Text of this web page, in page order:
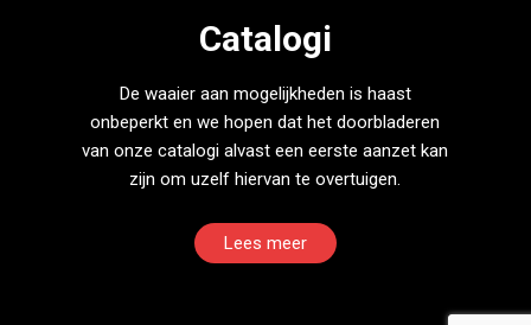
Catalogi
De waaier aan mogelijkheden is haast
onbeperkt en we hopen dat het doorbladeren
van onze catalogi alvast een eerste aanzet kan
zijn om uzelf hiervan te overtuigen.
Lees meer